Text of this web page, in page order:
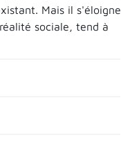
Mais il s'éloigne
sociale, tend à